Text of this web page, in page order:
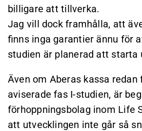
billigare att tillverka.
Jag vill dock framhålla, att
finns inga garantier ännu för
studien är planerad att starta
Även om Aberas kassa
aviserade fas I-studien, är
förhoppningsbolag inom Life
att utvecklingen inte går så